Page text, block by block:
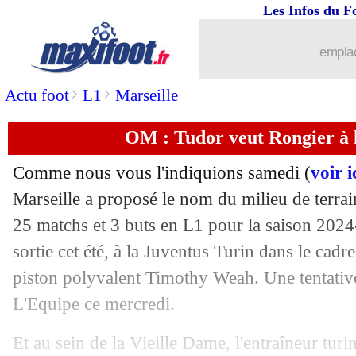
Actu foot> L1 > Marseille
Les Infos du
OM : Tudor veut Rongier à
Comme nous vous l'indiquions samedi (voir
Marseille a proposé le nom du milieu de
25 matchs et 3 buts en L1 pour la saison
sortie cet été, à la Juventus Turin dans le
piston polyvalent Timothy Weah. Une
L'Equipe ce mercredi.
Et au sein de la Vieille Dame, l'entraîneur
: Nasri décide de rester chez Canal
16/07 Brest: Roy justifie sa prolongation
16/07 Nantes: un Sud-Coréen en prêt ?
16/07 OM : Egan-Riley explique son choix
16/07 Villarreal : Pepe a prolongé (officiel)
16/07 Leverkusen: Xhaka, Sunderland ou
Juve : Weah à l'OM, une question de